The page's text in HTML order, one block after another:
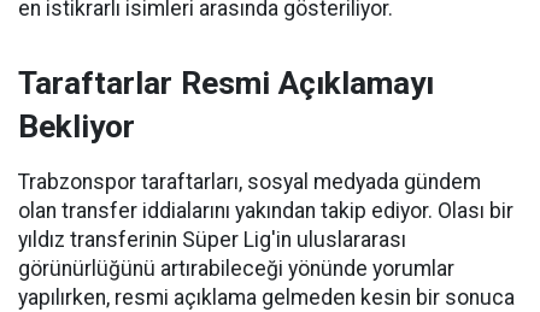
en istikrarlı isimleri arasında gösteriliyor.
Taraftarlar Resmi Açıklamayı
Bekliyor
Trabzonspor taraftarları, sosyal medyada gündem
olan transfer iddialarını yakından takip ediyor. Olası bir
yıldız transferinin Süper Lig'in uluslararası
görünürlüğünü artırabileceği yönünde yorumlar
yapılırken, resmi açıklama gelmeden kesin bir sonuca